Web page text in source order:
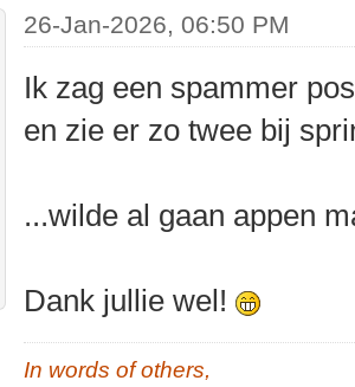
26-Jan-2026, 06:50 PM
Ik zag een spammer
en zie er zo twee bij
...wilde al gaan appen
Dank jullie wel!
In words of others,